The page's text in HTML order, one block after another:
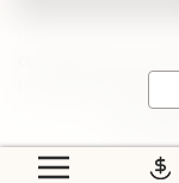
propiedad
N° de